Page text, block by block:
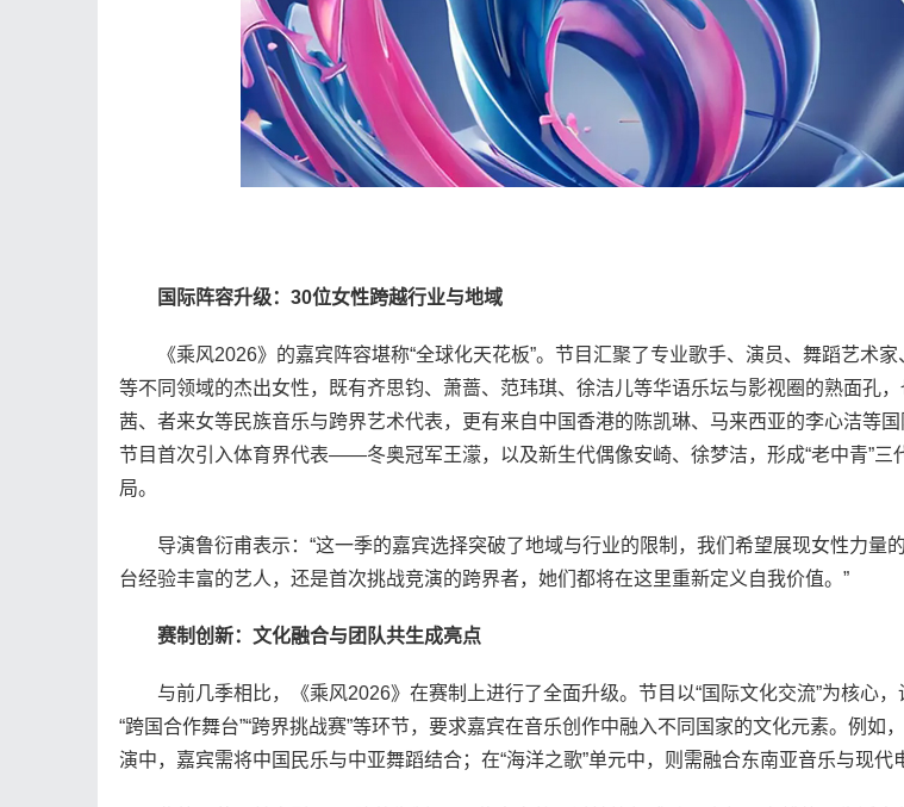
国际阵容升级：30位女性跨越行业与地域
《乘风2026》的嘉宾阵容堪称“全球化天花板”。节目汇聚了专业歌手、演员、舞蹈艺术家
等不同领域的杰出女性，既有齐思钧、萧蔷、范玮琪、徐洁儿等华语乐坛与影视圈的熟面孔
茜、者来女等民族音乐与跨界艺术代表，更有来自中国香港的陈凯琳、马来西亚的李心洁等国
节目首次引入体育界代表——冬奥冠军王濛，以及新生代偶像安崎、徐梦洁，形成“老中青”三
局。
导演鲁衍甫表示：“这一季的嘉宾选择突破了地域与行业的限制，我们希望展现女性力量
台经验丰富的艺人，还是首次挑战竞演的跨界者，她们都将在这里重新定义自我价值。”
赛制创新：文化融合与团队共生成亮点
与前几季相比，《乘风2026》在赛制上进行了全面升级。节目以“国际文化交流”为核心，
“跨国合作舞台”“跨界挑战赛”等环节，要求嘉宾在音乐创作中融入不同国家的文化元素。例如
演中，嘉宾需将中国民乐与中亚舞蹈结合；在“海洋之歌”单元中，则需融合东南亚音乐与现代